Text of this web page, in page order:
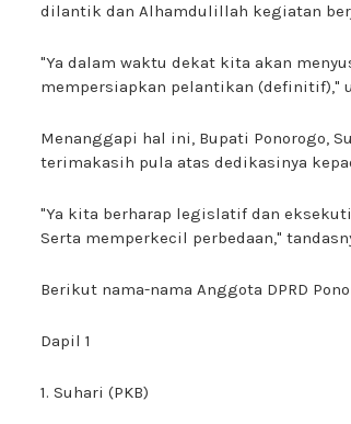
dilantik dan Alhamdulillah kegiatan
"Ya dalam waktu dekat kita akan
mempersiapkan pelantikan (definitif),"
Menanggapi hal ini, Bupati Ponorogo,
terimakasih pula atas dedikasinya
"Ya kita berharap legislatif dan
Serta memperkecil perbedaan,"
Berikut nama-nama Anggota DPRD
Dapil 1
1. Suhari (PKB)